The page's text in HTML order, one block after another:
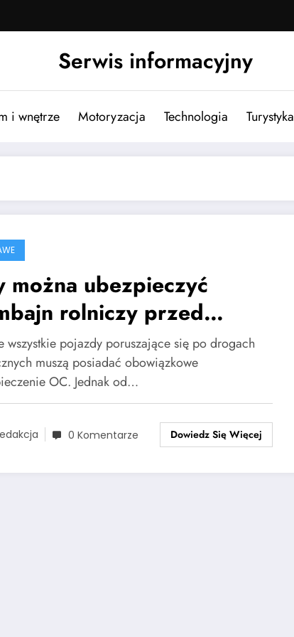
Serwis informacyjny
i wnętrze Motoryzacja Technologia Turystyka
można ubezpieczyć
rolniczy przed
wszystkie pojazdy poruszające się po drogach
muszą posiadać obowiązkowe
OC. Jednak od…
0 Komentarze Dowiedz Się Więcej